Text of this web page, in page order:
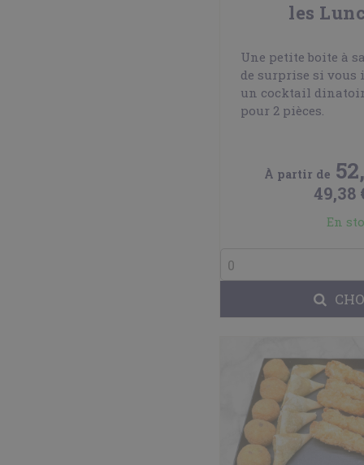
les
Une petite boite à
de surprise si vous
un cocktail
pour 2 pièces.
À partir de
49,38
En